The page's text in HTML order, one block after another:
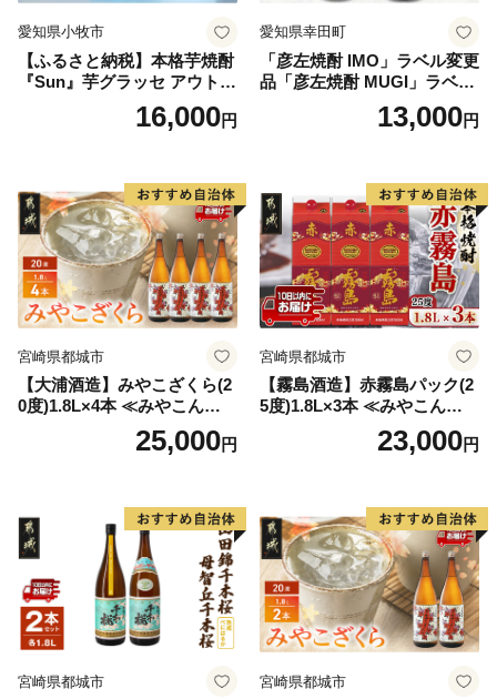
愛知県小牧市
【ふるさと納税】本格芋焼酎
『Sun』芋グラッセ アウトド
ア ソロキャンプ ベランピン
グ 巣ごもり 就労支援16,000円
愛知県幸田町
「彦左焼酎 IMO」ラベル変更
品「彦左焼酎 MUGI」ラベル
変更品 飲み比べ セット 合計
2本 720ml×各1本 25度 焼酎
13,000円
宮崎県都城市
【大浦酒造】みやこざくら(2
0度)1.8L×4本 ≪みやこんじょ
特急便≫_AD-077125,000円
宮崎県都城市
【霧島酒造】赤霧島パック(2
5度)1.8L×3本 ≪みやこんじょ
特急便≫_23-07-K03P-1800-3
23,000円
宮崎県都城市 宮崎県都城市